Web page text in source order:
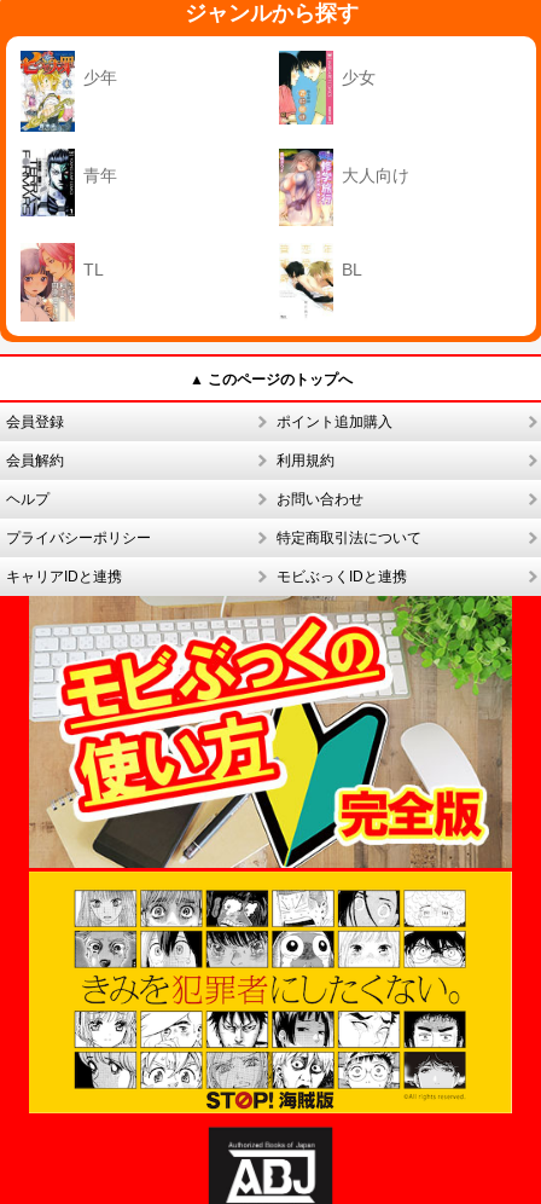
ジャンルから探す
少年 少女
青年 大人向け
TL BL
▲ このページのトップへ
会員登録 ポイント追加購入
会員解約 利用規約
ヘルプ お問い合わせ
プライバシーポリシー 特定商取引法について
キャリアIDと連携 モビぶっくIDと連携